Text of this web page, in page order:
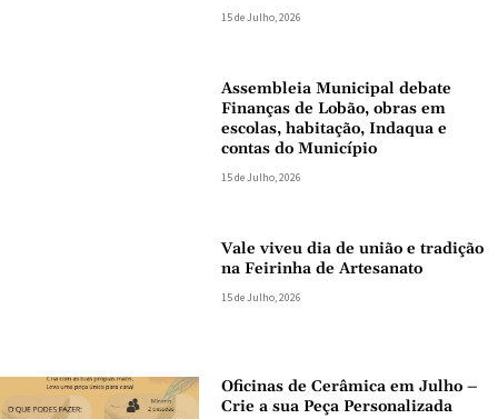
15 de Julho, 2026
Assembleia Municipal debate
Finanças de Lobão, obras em
escolas, habitação, Indaqua e
contas do Município
15 de Julho, 2026
Vale viveu dia de união e tradição
na Feirinha de Artesanato
15 de Julho, 2026
Oficinas de Cerâmica em Julho –
Crie a sua Peça Personalizada